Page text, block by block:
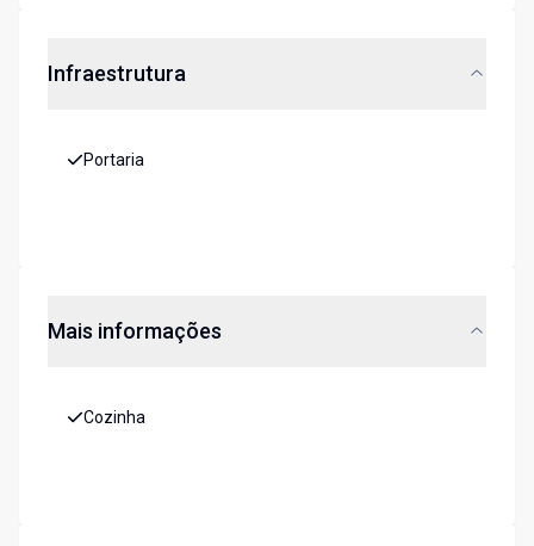
Infraestrutura
Portaria
Mais informações
Cozinha